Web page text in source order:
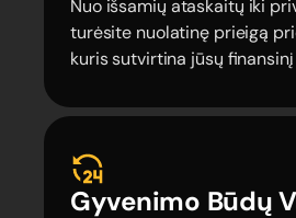
Nuo išsamių ataskaitų iki
turėsite nuolatinę prieigą
kuris sutvirtina jūsų
Gyvenimo Būdų